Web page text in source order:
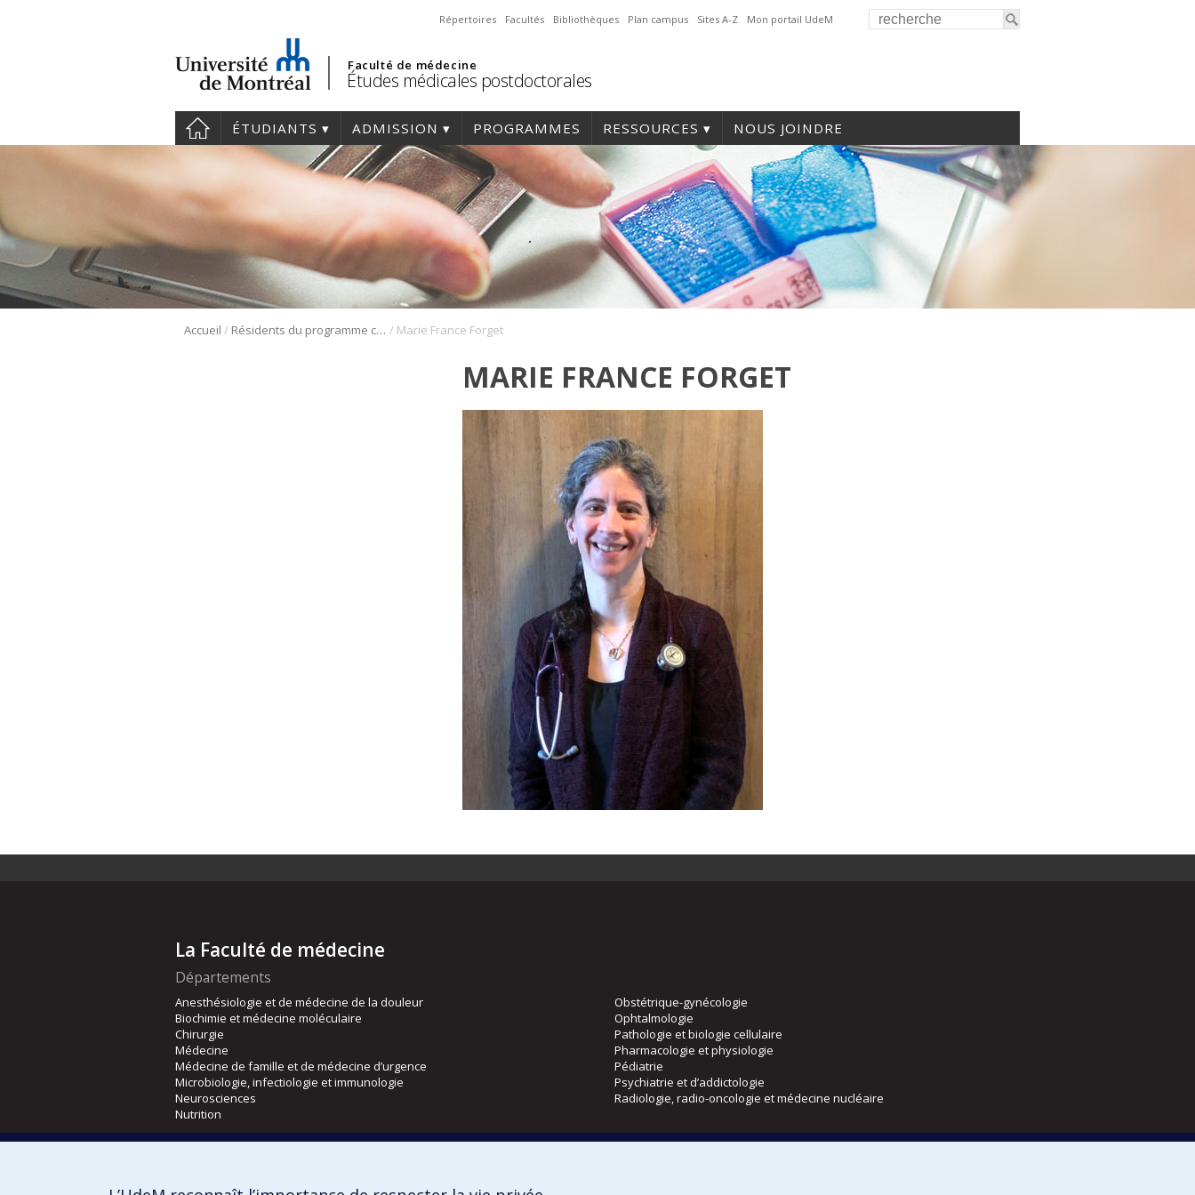
Répertoires Facultés Bibliothèques Plan campus Sites A-Z Mon portail UdeM
Faculté de médecine
Études médicales postdoctorales
ÉTUDIANTS ADMISSION PROGRAMMES RESSOURCES NOUS JOINDRE
Accueil / Résidents du programme cliniciens-chercheurs / Marie France Forget
MARIE FRANCE FORGET
La Faculté de médecine
Départements
Anesthésiologie et de médecine de la douleur
Biochimie et médecine moléculaire
Chirurgie
Médecine
Médecine de famille et de médecine d’urgence
Microbiologie, infectiologie et immunologie
Neurosciences
Nutrition
Obstétrique-gynécologie
Ophtalmologie
Pathologie et biologie cellulaire
Pharmacologie et physiologie
Pédiatrie
Psychiatrie et d’addictologie
Radiologie, radio-oncologie et médecine nucléaire